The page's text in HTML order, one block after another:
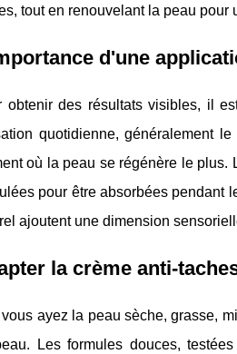
tout en renouvelant la peau pour
d'une
obtenir des résultats visibles, il
quotidienne, généralement
où la peau se régénère le plus.
pour être absorbées pendant
ajoutent une dimension
la crème anti-
ayez la peau sèche, grasse,
Les formules douces,